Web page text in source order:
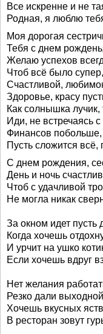
Все искренне и не
Родная, я люблю
Моя дорогая
Тебя с днем
Желаю успехов
Чтоб всё было
Счастливой,
Здоровье, красу
Как солнышка лучик,
Иди, не встречаясь
Финансов побольше,
Пусть сложится всё,
С днем рождения,
День и ночь
Чтоб с удачливой
Не могла никак
За окном идет пусть
Когда хочешь
И урчит на ушко
Если хочешь вдруг
Нет желания
Резко дали
Хочешь вкусных
В ресторан зовут